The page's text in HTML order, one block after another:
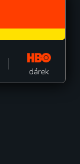
dárek